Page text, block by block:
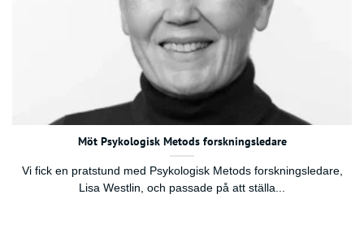
Möt Psykologisk Metods forskningsledare
Vi fick en pratstund med Psykologisk Metods forskningsledare,
Lisa Westlin, och passade på att ställa...